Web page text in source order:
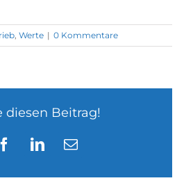
, Werte | 0 Kommentare
diesen Beitrag!
FacebookLinkedIn
E-